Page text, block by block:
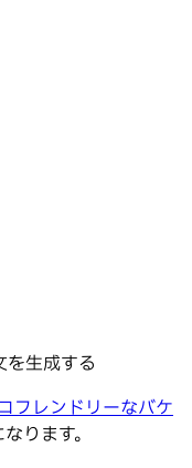
生成する
フレンドリーなバケ
ります。